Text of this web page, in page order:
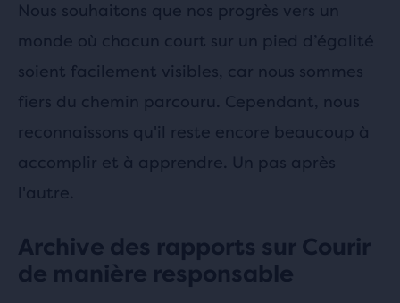
Nous souhaitons que nos progrès vers un
monde où chacun court sur un pied d’égalité
soient facilement visibles, car nous sommes
fiers du chemin parcouru. Cependant, nous
reconnaissons qu'il reste encore beaucoup à
accomplir et à apprendre. Un pas après
l'autre.
Archive des rapports sur Courir
de manière responsable